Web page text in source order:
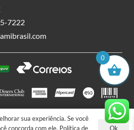
7222
& Exportação LTDA. | CNPJ:
0
sua experiência. Se você
concorda com ele. Política de Ok